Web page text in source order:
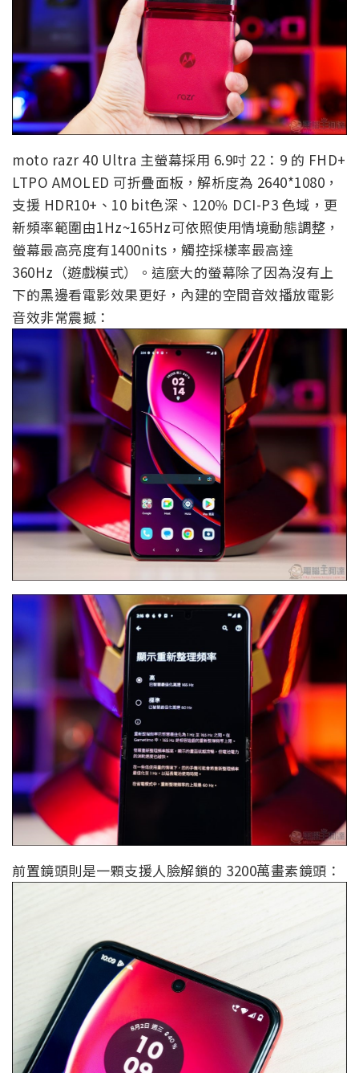
moto razr 40 Ultra 主螢幕採用 6.9吋 22：9 的 FHD+
LTPO AMOLED 可折疊面板，解析度為 2640*1080，
支援 HDR10+、10 bit色深、120％ DCI-P3 色域，更
新頻率範圍由1Hz~165Hz可依照使用情境動態調整，
螢幕最高亮度有1400nits，觸控採樣率最高達
360Hz（遊戲模式）。這麼大的螢幕除了因為沒有上
下的黑邊看電影效果更好，內建的空間音效播放電影
音效非常震撼：
前置鏡頭則是一顆支援人臉解鎖的 3200萬畫素鏡頭：